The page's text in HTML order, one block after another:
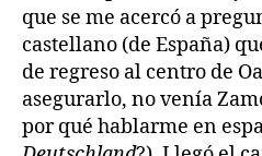
que se me acercó a
castellano (de España)
de regreso al centro de
asegurarlo, no venía
por qué hablarme en